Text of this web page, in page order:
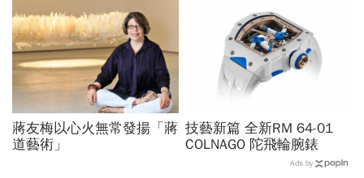
蔣友梅以心火無常發揚「蔣
道藝術」
技藝新篇 全新RM 64-01
COLNAGO 陀飛輪腕錶
Ads by